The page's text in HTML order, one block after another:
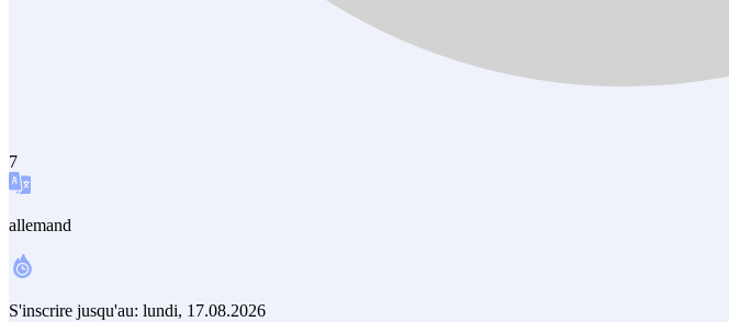
7
allemand
S'inscrire jusqu'au: lundi, 17.08.2026